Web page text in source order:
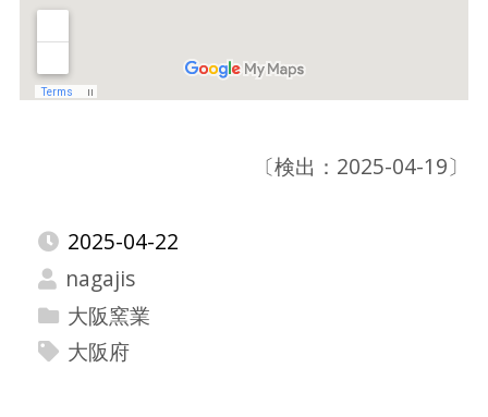
〔検出：2025-04-19〕
2025-04-22
nagajis
大阪窯業
大阪府